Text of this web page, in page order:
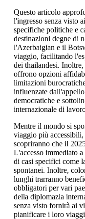
Questo articolo
l'ingresso senza visto
specifiche politiche e
destinazioni degne di
l'Azerbaigian e il
viaggio, facilitando
dei thailandesi.
offrono opzioni
limitazioni
influenzate
democratiche e
internazionale di
Mentre il mondo si
viaggio più
scopriranno che il
L'accesso immediato
di casi specifici come
spontanei. Inoltre,
lunghi trarranno
obbligatori per vari
della diplomazia
senza visto fornirà ai
pianificare i loro